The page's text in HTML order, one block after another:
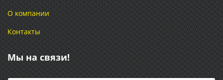
О компании
Контакты
Мы на связи!